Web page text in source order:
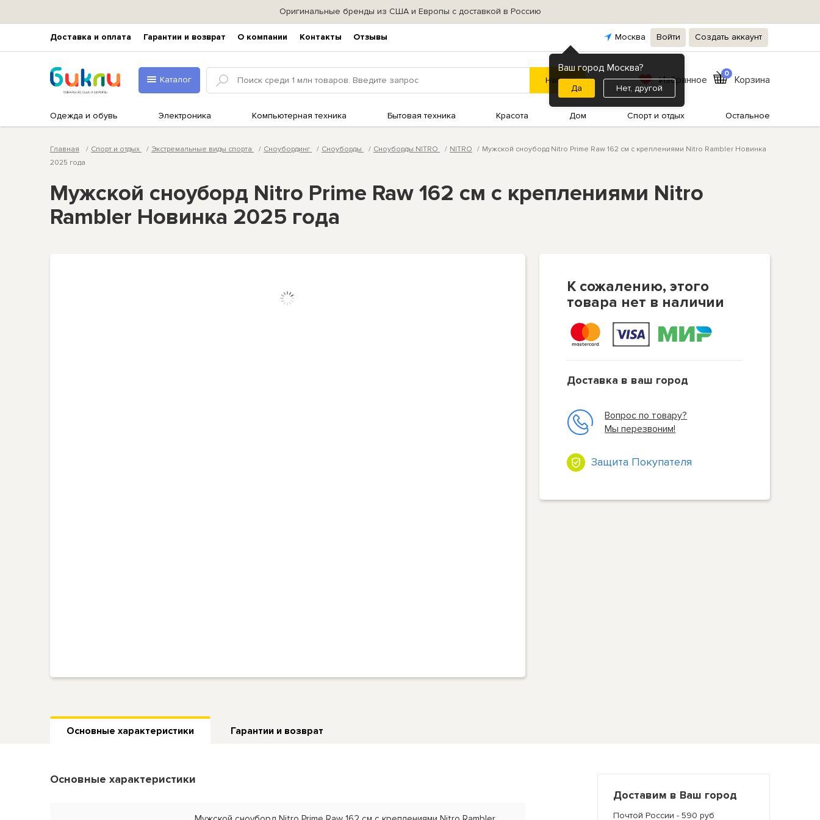
Оригинальные бренды из США и Европы с доставкой в Россию
Доставка и оплата Гарантии и возврат О компании Контакты Отзывы Москва
Ваш город Москва?
Нет, другой
Войти Создать аккаунт
Каталог Избранное
0
Корзина
Одежда и обувь Электроника Компьютерная техника Бытовая техника Красота Дом Спорт и отдых Остальное
Главная Спорт и отдых Экстремальные виды спорта Сноубординг Сноуборды Сноуборды NITRO NITRO
Мужской сноуборд Nitro Prime Raw 162 см с креплениями Nitro Rambler Новинка
2025 года
Мужской сноуборд Nitro Prime Raw 162 см с креплениями Nitro
Rambler Новинка 2025 года
К сожалению, этого
товара нет в наличии
Доставка в ваш город
Вопрос по товару?
Мы перезвоним!
Защита Покупателя
Основные характеристики Гарантии и возврат
Основные характеристики
Доставим в Ваш город
Почтой России - 590 руб